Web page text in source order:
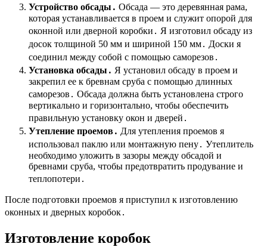
Устройство обсады․ Обсада — это деревянная рама,
которая устанавливается в проем и служит опорой для
оконной или дверной коробки․ Я изготовил обсаду из
досок толщиной 50 мм и шириной 150 мм․ Доски я
соединил между собой с помощью саморезов․
Установка обсады․ Я установил обсаду в проем и
закрепил ее к бревнам сруба с помощью длинных
саморезов․ Обсада должна быть установлена строго
вертикально и горизонтально, чтобы обеспечить
правильную установку окон и дверей․
Утепление проемов․ Для утепления проемов я
использовал паклю или монтажную пену․ Утеплитель
необходимо уложить в зазоры между обсадой и
бревнами сруба, чтобы предотвратить продувание и
теплопотери․
После подготовки проемов я приступил к изготовлению
оконных и дверных коробок․
Изготовление коробок